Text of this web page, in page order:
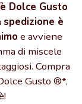
Dolce Gusto
spedizione è
e avviene
di miscele
Compra
Gusto ®*,